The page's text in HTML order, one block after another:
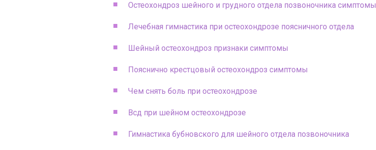
Остеохондроз шейного и грудного отдела позвоночника симптомы
Лечебная гимнастика при остеохондрозе поясничного отдела
Шейный остеохондроз признаки симптомы
Пояснично крестцовый остеохондроз симптомы
Чем снять боль при остеохондрозе
Всд при шейном остеохондрозе
Гимнастика бубновского для шейного отдела позвоночника